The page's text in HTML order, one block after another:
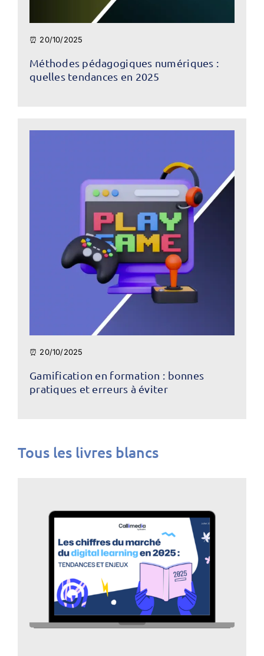
⏰ 20/10/2025
Méthodes pédagogiques numériques :
quelles tendances en 2025
⏰ 20/10/2025
Gamification en formation : bonnes
pratiques et erreurs à éviter
Tous les livres blancs